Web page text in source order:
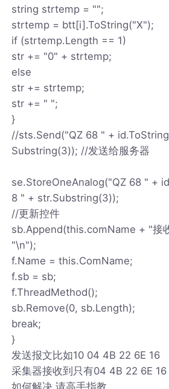
string strtemp = "";
strtemp = btt[i].ToString("X");
if (strtemp.Length == 1)
str += "0" + strtemp;
else
str += strtemp;
str += " ";
}
//sts.Send("QZ 68 " +
Substring(3)); //发送给服务器
se.StoreOneAnalog("QZ 68 " +
8 " + str.Substring(3));
//更新控件
sb.Append(this.comName + "接
"\n");
f.Name = this.ComName;
f.sb = sb;
f.ThreadMethod();
sb.Remove(0, sb.Length);
break;
}
发送报文比如10 04 4B 22 6E 16
采集器接收到只有04 4B 22 6E 16
如何解决 请高手指教